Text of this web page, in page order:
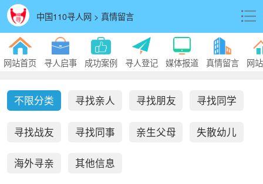
中国110寻人网 > 真情留言
网站首页 寻人启事 成功案例 寻人登记 媒体报道 真情留言 网
不限分类 寻找亲人 寻找朋友 寻找同学
寻找战友 寻找同事 亲生父母 失散幼儿
海外寻亲 其他信息